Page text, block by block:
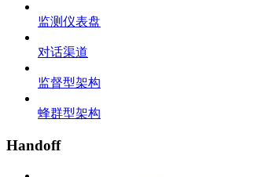
监测仪表盘
对话渠道
监督型架构
蜂群型架构
Handoff